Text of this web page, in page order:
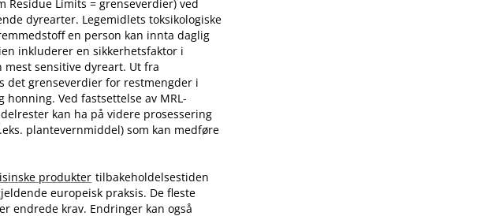
Residue Limits = grenseverdier) ved
dyrearter. Legemidlets toksikologiske
en person kan innta daglig
inkluderer en sikkerhetsfaktor i
sensitive dyreart. Ut fra
det grenseverdier for restmengder i
honning. Ved fastsettelse av MRL-
kan ha på videre prosessering
plantevernmiddel) som kan medføre
produkter tilbakeholdelsestiden
europeisk praksis. De fleste
endrede krav. Endringer kan også